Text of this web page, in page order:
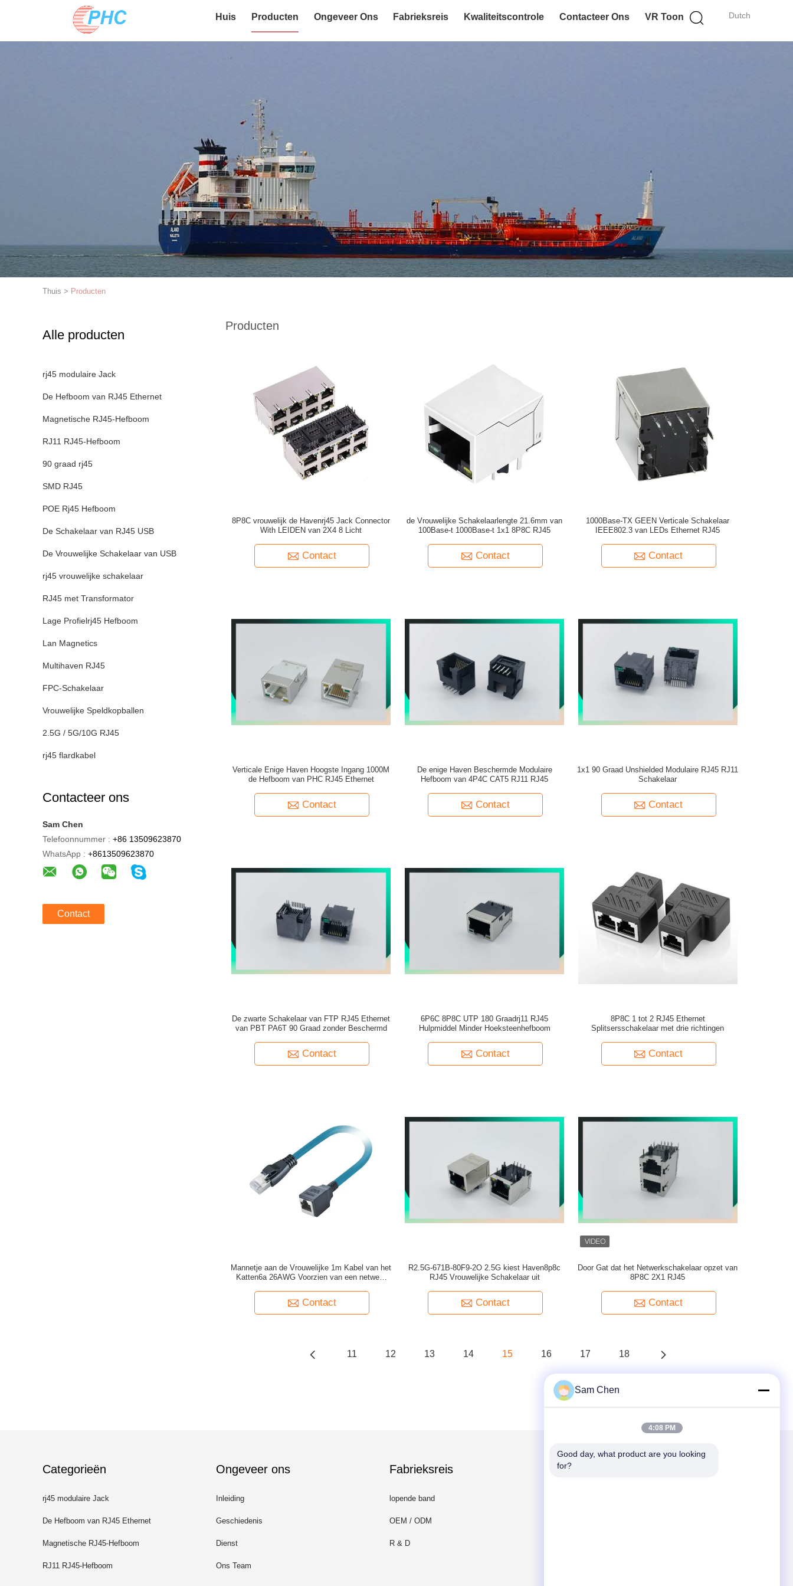
Dutch
Huis Producten Ongeveer Ons Fabrieksreis Kwaliteitscontrole Contacteer Ons VR Toon
Thuis > Producten
Alle producten
rj45 modulaire Jack
De Hefboom van RJ45 Ethernet
Magnetische RJ45-Hefboom
RJ11 RJ45-Hefboom
90 graad rj45
SMD RJ45
POE Rj45 Hefboom
De Schakelaar van RJ45 USB
De Vrouwelijke Schakelaar van USB
rj45 vrouwelijke schakelaar
RJ45 met Transformator
Lage Profielrj45 Hefboom
Lan Magnetics
Multihaven RJ45
FPC-Schakelaar
Vrouwelijke Speldkopballen
2.5G / 5G/10G RJ45
rj45 flardkabel
Contacteer ons
Sam Chen
Telefoonnummer : +86 13509623870
WhatsApp : +8613509623870
Contact
Producten
8P8C vrouwelijk de Havenrj45 Jack Connector
With LEIDEN van 2X4 8 Licht
Contact
de Vrouwelijke Schakelaarlengte 21.6mm van
100Base-t 1000Base-t 1x1 8P8C RJ45
Contact
1000Base-TX GEEN Verticale Schakelaar
IEEE802.3 van LEDs Ethernet RJ45
Contact
Verticale Enige Haven Hoogste Ingang 1000M
de Hefboom van PHC RJ45 Ethernet
Contact
De enige Haven Beschermde Modulaire
Hefboom van 4P4C CAT5 RJ11 RJ45
Contact
1x1 90 Graad Unshielded Modulaire RJ45 RJ11
Schakelaar
Contact
De zwarte Schakelaar van FTP RJ45 Ethernet
van PBT PA6T 90 Graad zonder Beschermd
Contact
6P6C 8P8C UTP 180 Graadrj11 RJ45
Hulpmiddel Minder Hoeksteenhefboom
Contact
8P8C 1 tot 2 RJ45 Ethernet
Splitsersschakelaar met drie richtingen
Contact
Mannetje aan de Vrouwelijke 1m Kabel van het
Katten6a 26AWG Voorzien van een netwerk
Contact
R2.5G-671B-80F9-2O 2.5G kiest Haven8p8c
RJ45 Vrouwelijke Schakelaar uit
Contact
Door Gat dat het Netwerkschakelaar opzet van
8P8C 2X1 RJ45
Contact
11 12 13 14 15 16 17 18
Categorieën
rj45 modulaire Jack
De Hefboom van RJ45 Ethernet
Magnetische RJ45-Hefboom
RJ11 RJ45-Hefboom
Ongeveer ons
Inleiding
Geschiedenis
Dienst
Ons Team
Fabrieksreis
lopende band
OEM / ODM
R & D
Mail ons
Sam Chen
4:08 PM
Good day, what product are you looking
for?